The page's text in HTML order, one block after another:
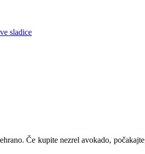
sladice
Če kupite nezrel avokado,